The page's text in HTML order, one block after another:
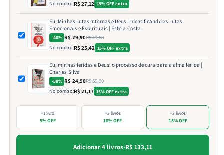
No combo:R$ 27,12 15% OFF extra
Eu, Minhas Lutas Internas e Deus | Identificando as Lutas
Emocionais e Espirituais | Estela Costa
-40% R$ 29,90R$ 49,80
No combo:R$ 25,42 15% OFF extra
Eu, minhas feridas e Deus: o processo de cura para a alma ferida |
Charles Silva
-58% R$ 24,90R$ 59,90
No combo:R$ 21,17 15% OFF extra
+1 livro
5% OFF
+2 livros
10% OFF
+3 livros
15% OFF
Adicionar 4 livros·R$ 133,11